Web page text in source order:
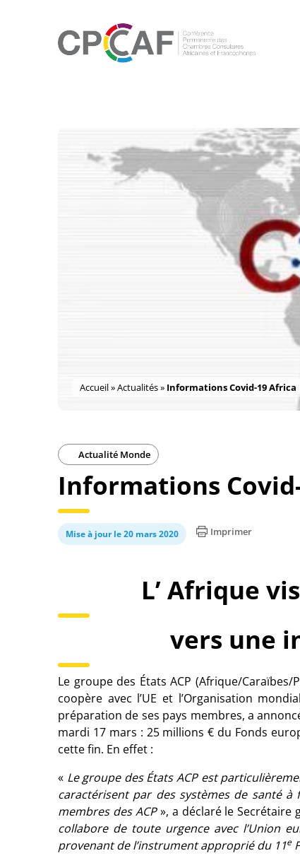
Accueil»Actualités» Informations Covid-19 Africa
Actualité Monde
Informations
Mise à jour le 20 mars 2020 Imprimer
L’ Afrique
vers une
Le groupe des États ACP (Afrique/
coopère avec l’UE et l’Organisation
préparation de ses pays membres, a
mardi 17 mars : 25 millions € du Fonds
cette fin. En effet :
« Le groupe des États ACP est
caractérisent par des systèmes de santé
membres des ACP», a déclaré le
collabore de toute urgence avec l’Union
provenant de l’instrument approprié du 11e